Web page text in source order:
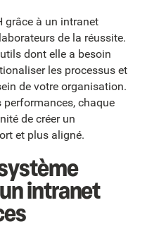
grâce à un intranet
de la réussite.
dont elle a besoin
les processus et
de votre organisation.
chaque
de créer un
et plus aligné.
intranet